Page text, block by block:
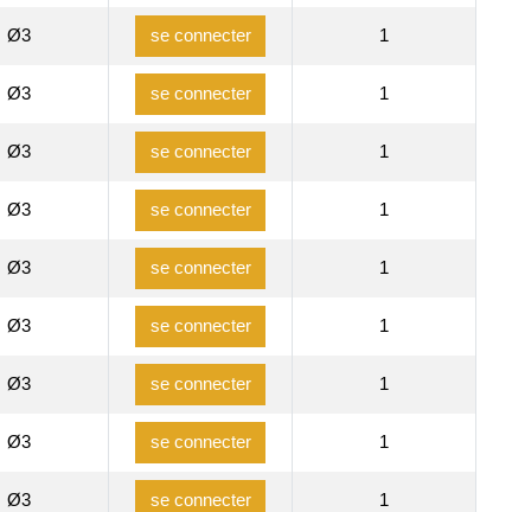
Ø3 se connecter 1
Ø3 se connecter 1
Ø3 se connecter 1
Ø3 se connecter 1
Ø3 se connecter 1
Ø3 se connecter 1
Ø3 se connecter 1
Ø3 se connecter 1
Ø3 se connecter 1